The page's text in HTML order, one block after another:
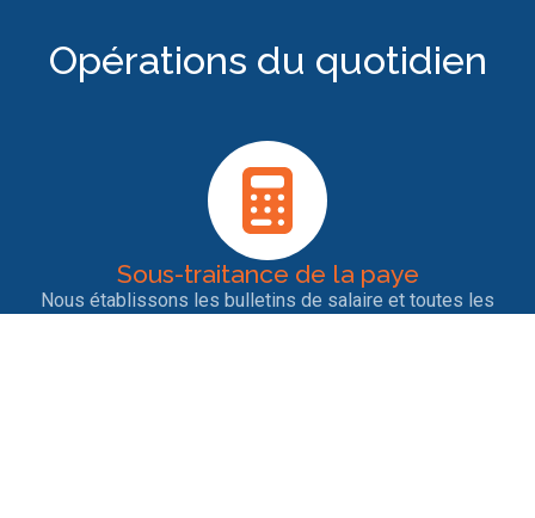
Opérations du quotidien
Sous-traitance de la paye
Nous établissons les bulletins de salaire et toutes les